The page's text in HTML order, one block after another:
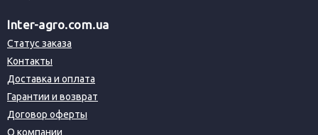
Inter-agro.com.ua
Статус заказа
Контакты
Доставка и оплата
Гарантии и возврат
Договор оферты
О компании